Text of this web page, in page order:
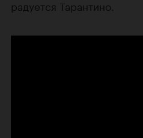
радуется Тарантино.